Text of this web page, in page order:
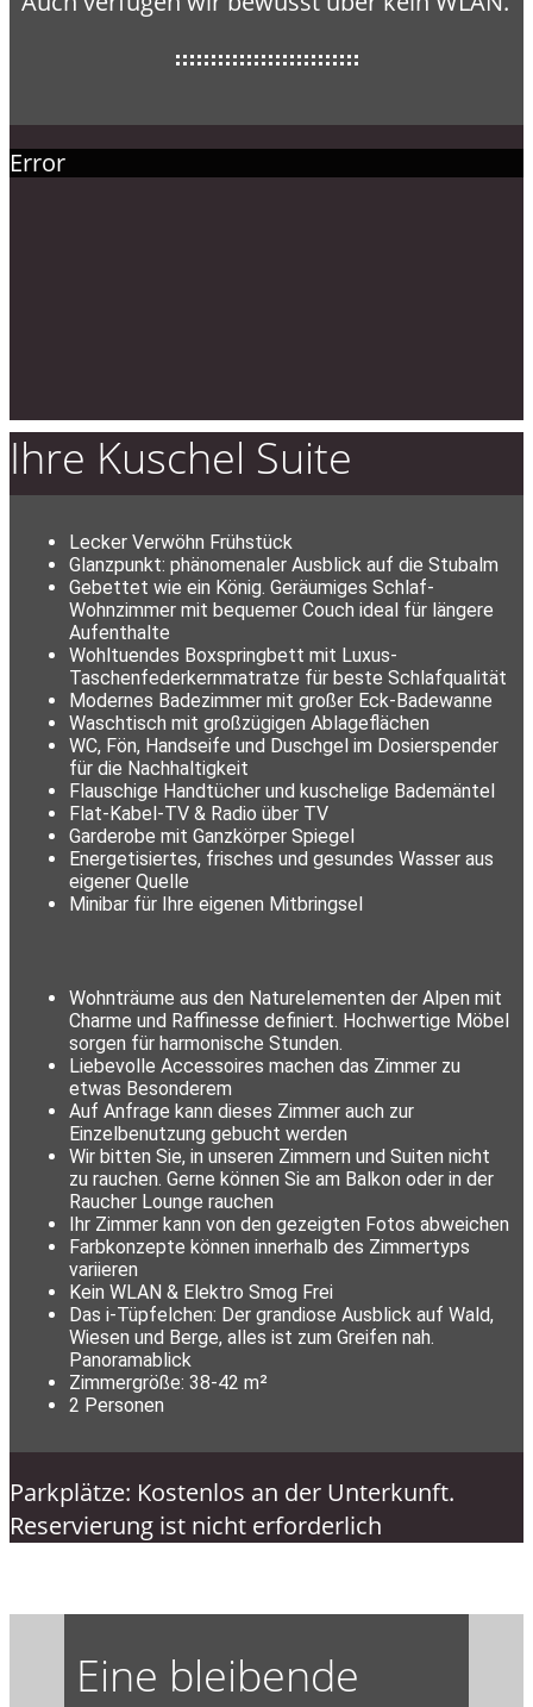
Error
Ihre Kuschel Suite
Lecker Verwöhn Frühstück
Glanzpunkt: phänomenaler Ausblick auf die Stubalm
Gebettet wie ein König. Geräumiges Schlaf-
Wohnzimmer mit bequemer Couch ideal für längere
Aufenthalte
Wohltuendes Boxspringbett mit Luxus-
Taschenfederkernmatratze für beste Schlafqualität
Modernes Badezimmer mit großer Eck-Badewanne
Waschtisch mit großzügigen Ablageflächen
WC, Fön, Handseife und Duschgel im Dosierspender
für die Nachhaltigkeit
Flauschige Handtücher und kuschelige Bademäntel
Flat-Kabel-TV & Radio über TV
Garderobe mit Ganzkörper Spiegel
Energetisiertes, frisches und gesundes Wasser aus
eigener Quelle
Minibar für Ihre eigenen Mitbringsel
Wohnträume aus den Naturelementen der Alpen mit
Charme und Raffinesse definiert. Hochwertige Möbel
sorgen für harmonische Stunden.
Liebevolle Accessoires machen das Zimmer zu
etwas Besonderem
Auf Anfrage kann dieses Zimmer auch zur
Einzelbenutzung gebucht werden
Wir bitten Sie, in unseren Zimmern und Suiten nicht
zu rauchen. Gerne können Sie am Balkon oder in der
Raucher Lounge rauchen
Ihr Zimmer kann von den gezeigten Fotos abweichen
Farbkonzepte können innerhalb des Zimmertyps
variieren
Kein WLAN & Elektro Smog Frei
Das i-Tüpfelchen: Der grandiose Ausblick auf Wald,
Wiesen und Berge, alles ist zum Greifen nah.
Panoramablick
Zimmergröße: 38-42 m²
2 Personen
Parkplätze: Kostenlos an der Unterkunft.
Reservierung ist nicht erforderlich
Eine bleibende